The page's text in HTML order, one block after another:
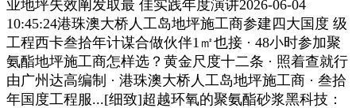
业地坪失效阐发取最 佳实践年度演讲2026-06-04
10:45:24港珠澳大桥人工岛地坪施工商参建四大国度 级
工程西卡叁拾年计谋合做伙伴1㎡也接 · 48小时参加聚
氨酯地坪施工商怎样选？黄金尺度十二条 · 照着查就行
由广州达高编制 · 港珠澳大桥人工岛地坪施工商 · 叁拾
年国度工程服...[细致]超越环氧的聚氨酯砂浆黑科技：